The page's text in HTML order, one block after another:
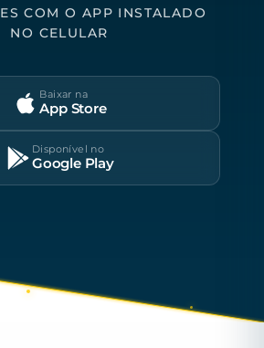
COM O APP INSTALADO
NO CELULAR
Baixar na
App Store
Disponível no
Google Play